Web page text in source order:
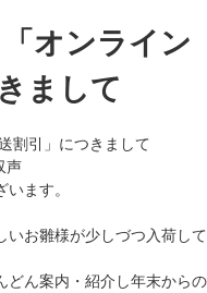
「オンライン
まして
割引」につきまして
声
ます。
いお雛様が少しづつ入荷して
どん案内・紹介し年末からの